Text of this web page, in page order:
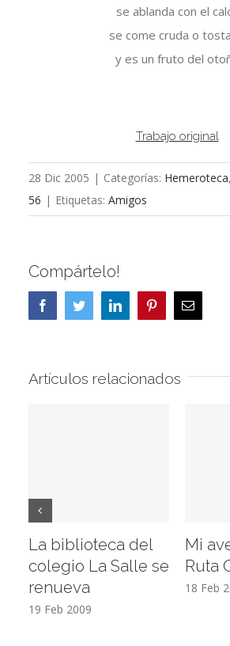
se ablanda con el
se come cruda o
y es un fruto del
Trabajo original
28 Dic 2005 | Categorías: Hemeroteca,
56 | Etiquetas: Amigos
Compártelo!
FacebookTwitterLinkedInPinterestCorreo
Artículos relacionados
La biblioteca del
colegio La Salle se
renueva
19 Feb 2009
Mi
Ruta
18 Feb